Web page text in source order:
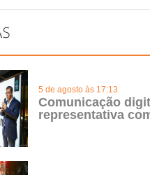
5 de agosto às 17:13
Comunicação
representativa